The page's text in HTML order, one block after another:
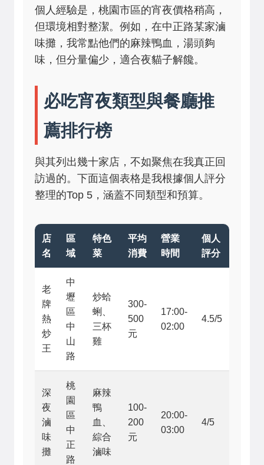
個人經驗是，桃園市區的宵夜價格稍高，
但環境相對整潔。例如，在中正路某家滷
味攤，我常點他們的麻辣鴨血，湯頭夠
味，但分量偏少，適合夜貓子解饞。
必吃宵夜類型與餐廳推
薦排行榜
與其列出幾十家店，不如聚焦在我真正回
訪過的。下面這個表格是我根據個人評分
整理的Top 5，涵蓋不同類型和預算。
店
名
區
域
特色
菜
平均
消費
營業
時間
個人
評分
老
牌
熱
炒
王
中
壢
區
中
山
路
炒蛤
蜊、
三杯
雞
300-
500
元
17:00-
02:00
4.5/5
深
夜
滷
味
攤
桃
園
區
中
正
路
麻辣
鴨
血、
綜合
滷味
100-
200
元
20:00-
03:00
4/5